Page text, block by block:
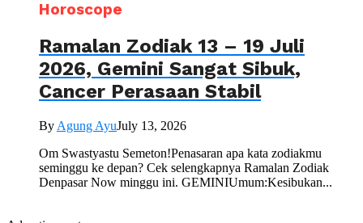
Horoscope
Ramalan Zodiak 13 – 19 Juli
2026, Gemini Sangat Sibuk,
Cancer Perasaan Stabil
By Agung AyuJuly 13, 2026
Om Swastyastu Semeton!Penasaran apa kata zodiakmu
seminggu ke depan? Cek selengkapnya Ramalan Zodiak
Denpasar Now minggu ini. GEMINIUmum:Kesibukan...